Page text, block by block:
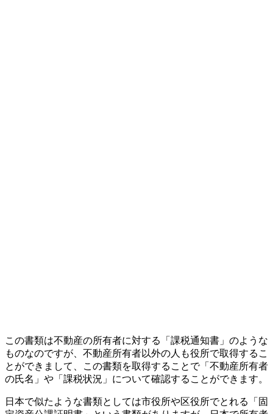
この書類は不動産の所有者に対する「課税通知書」のような
ものなのですが、不動産所有者以外の人も役所で取得するこ
とができまして、この書類を取得することで「不動産所有者
の氏名」や「課税状況」について確認することができます。
日本で似たような書類としては市役所や区役所でとれる「固